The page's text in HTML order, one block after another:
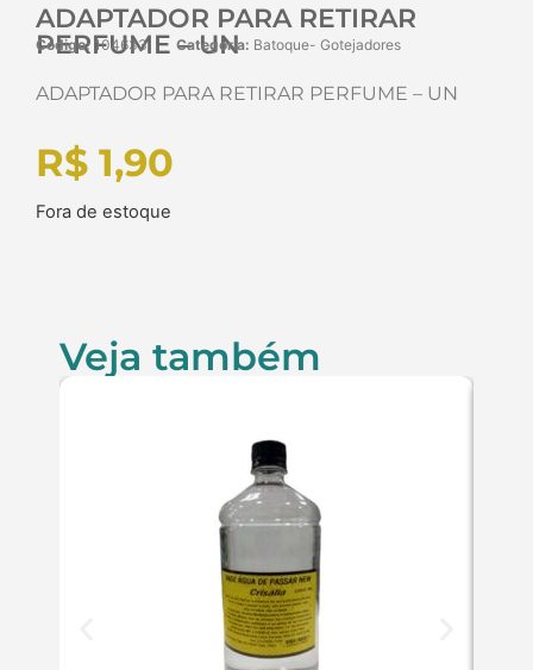
ADAPTADOR PARA RETIRAR
PERFUME – UN
Código: 104633 Categoria: Batoque- Gotejadores
ADAPTADOR PARA RETIRAR PERFUME – UN
R$ 1,90
Fora de estoque
Veja também